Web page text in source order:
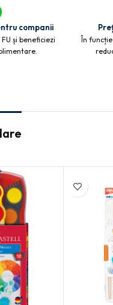
companii
și beneficiezi
În